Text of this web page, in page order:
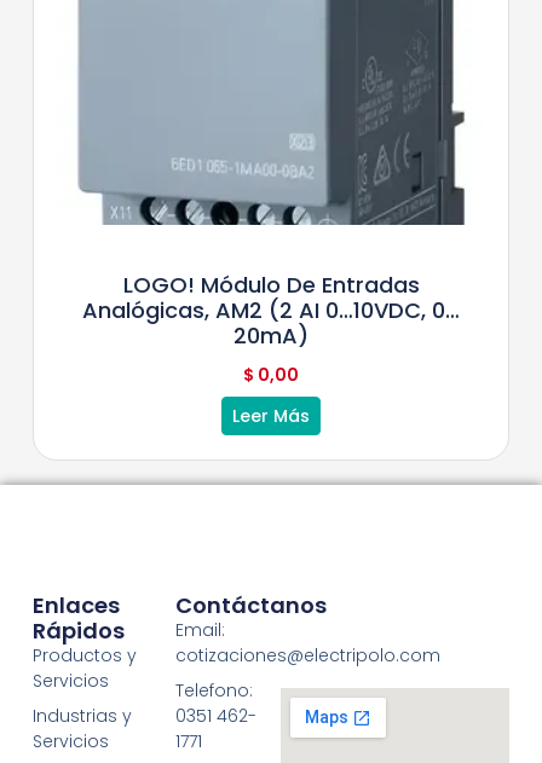
LOGO! Módulo De Entradas
Analógicas, AM2 (2 AI 0…10VDC, 0…
20mA)
$ 0,00
Leer Más
Enlaces
Rápidos
Productos y
Servicios
Industrias y
Servicios
Contáctanos
Email:
cotizaciones@electripolo.com
Telefono:
0351 462-
1771